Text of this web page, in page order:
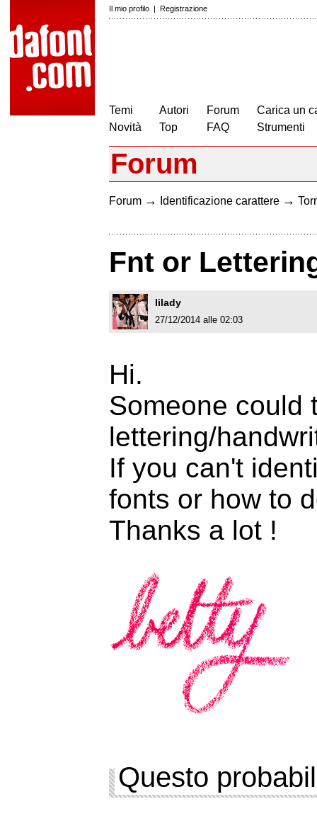
Il mio profilo | Registrazione
Temi
Novità
Autori
Top
Forum
FAQ
Carica un
Strumenti
Forum
Forum → Identificazione carattere →
Fnt or
lilady
27/12/2014 alle 02:03
Hi.
Someone could
lettering/
If you can't
fonts or how to
Thanks a lot !
Questo